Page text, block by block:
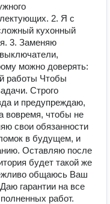
2. Я с
кухонный
3. Заменяю
можно доверять:
работы Чтобы
Строго
и предупреждаю,
вовремя, чтобы не
свои обязанности
в будущем, и
Оставляю после
будет такой же
общаюсь Ваш
гарантии на все
работ.